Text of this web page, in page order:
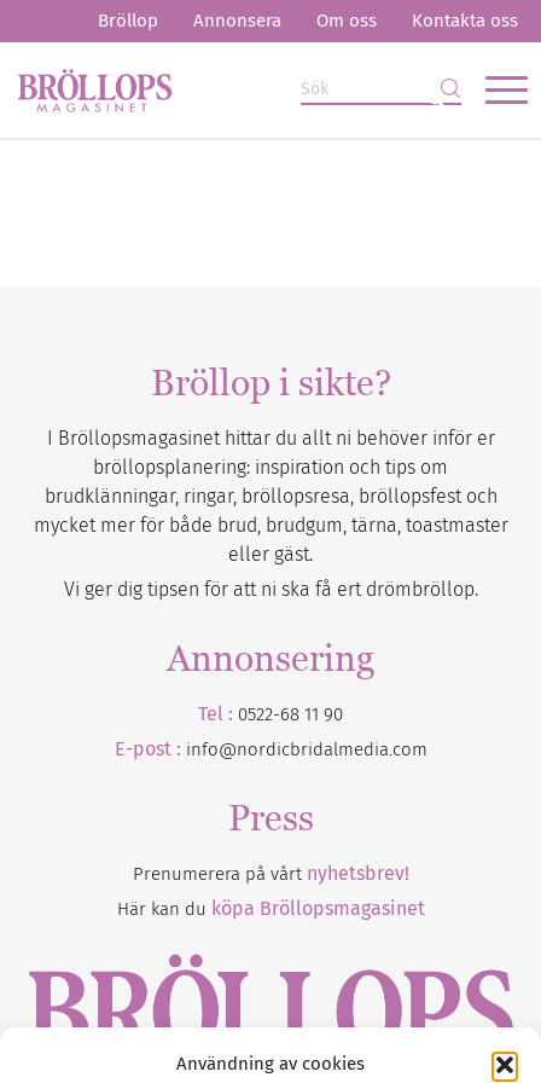
Användning av cookies
Bröllop Annonsera Om oss Kontakta oss
Bröllop i sikte?
I Bröllopsmagasinet hittar du allt ni behöver inför er
bröllopsplanering: inspiration och tips om
brudklänningar, ringar, bröllopsresa, bröllopsfest och
mycket mer för både brud, brudgum, tärna, toastmaster
eller gäst.
Vi ger dig tipsen för att ni ska få ert drömbröllop.
Annonsering
Tel : 0522-68 11 90
E-post : info@nordicbridalmedia.com
Press
Prenumerera på vårt nyhetsbrev!
Här kan du köpa Bröllopsmagasinet